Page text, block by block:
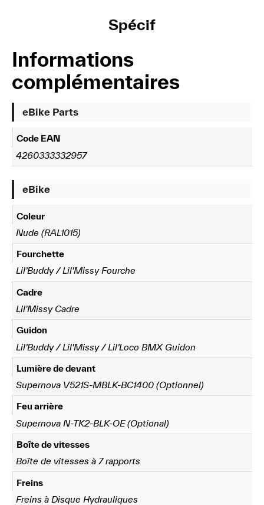
Spécif
Informations
complémentaires
eBike Parts
Code EAN
4260333332957
eBike
Coleur
Nude (RAL1015)
Fourchette
Lil’Buddy / Lil'Missy Fourche
Cadre
Lil'Missy Cadre
Guidon
Lil’Buddy / Lil'Missy / Lil’Loco BMX Guidon
Lumière de devant
Supernova V521S-MBLK-BC1400 (Optionnel)
Feu arrière
Supernova N-TK2-BLK-OE (Optional)
Boîte de vitesses
Boîte de vitesses à 7 rapports
Freins
Freins à Disque Hydrauliques